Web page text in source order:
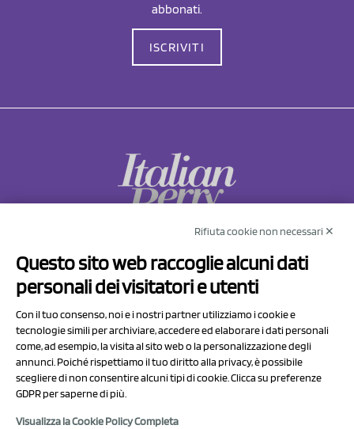
abbonati.
ISCRIVITI
Via Prov.le Sassuolo Vignola 315/1
41057 Spilamberto (MO)
P.I/C.F. 01041460369
REA: MO 208553
Capitale sociale Euro 50.000,00 i.v.
Rifiuta cookie non necessari ✕
Questo sito web raccoglie alcuni dati
personali dei visitatori e utenti
Con il tuo consenso, noi e i nostri partner utilizziamo i cookie e
tecnologie simili per archiviare, accedere ed elaborare i dati personali
come, ad esempio, la visita al sito web o la personalizzazione degli
annunci. Poiché rispettiamo il tuo diritto alla privacy, è possibile
scegliere di non consentire alcuni tipi di cookie. Clicca su preferenze
GDPR per saperne di più.
Visualizza la Cookie Policy Completa